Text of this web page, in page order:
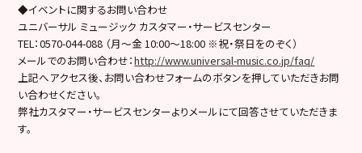
◆イベントに関するお問い合わせ
ユニバーサル ミュージック カスタマー・サービスセンター
TEL：0570-044-088 （月～金 10:00～18:00 ※祝・祭日をのぞく）
メールでのお問い合わせ：http://www.universal-music.co.jp/faq/
上記へアクセス後、お問い合わせフォームのボタンを押していただきお問
い合わせください。
弊社カスタマー・サービスセンターよりメールにて回答させていただきま
す。